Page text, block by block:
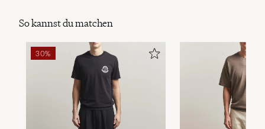
So kannst du matchen
30%